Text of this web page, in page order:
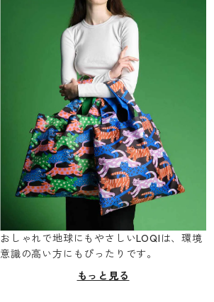
おしゃれで地球にもやさしいLOQIは、環境
意識の高い方にもぴったりです。
もっと見る